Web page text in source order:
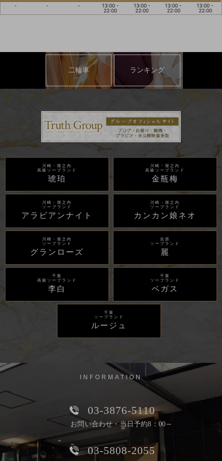
-
-
-
13:00 -
22:00
13:00 -
22:00
13:00 -
22:00
13:00 -
22:00
二輪車 ランキング
川崎・堀之内
高級ソープランド
琥珀
川崎・堀之内
高級ソープランド
金瓶梅
川崎・堀之内
ソープランド
アラビアンナイト
川崎・堀之内
ソープランド
カンカン娘ネオ
川崎・堀之内
ソープランド
グランローズ
吉原
ソープランド
麗
千葉
高級ソープランド
李白
千葉
ソープランド
ベガス
千葉
ソープランド
ルージュ
INFORMATION
03-3876-5110
お問い合わせ・当日予約8：00～
03-5808-2055